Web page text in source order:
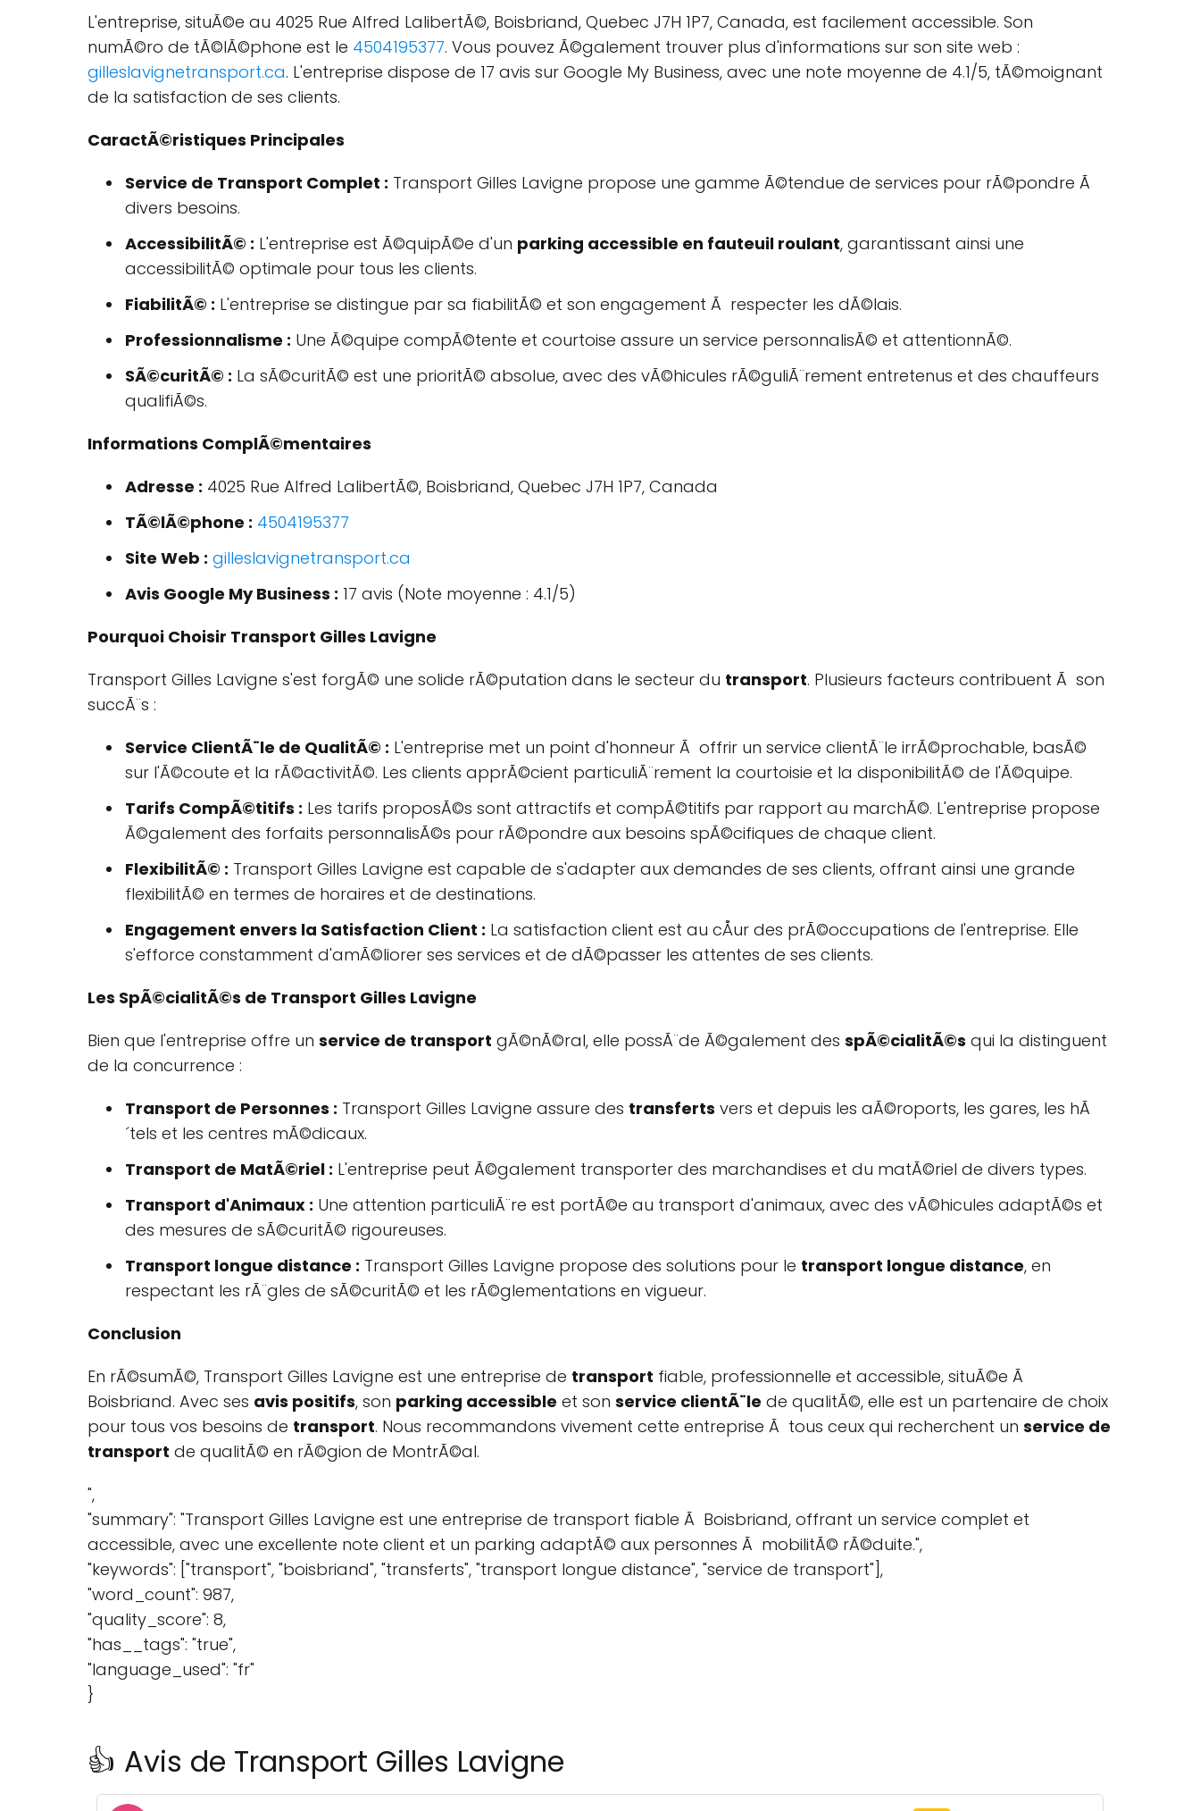
L'entreprise, situÃ©e au 4025 Rue Alfred LalibertÃ©, Boisbriand, Quebec J7H 1P7, Canada, est facilement accessible. Son
numÃ©ro de tÃ©lÃ©phone est le 4504195377. Vous pouvez Ã©galement trouver plus d'informations sur son site web :
gilleslavignetransport.ca. L'entreprise dispose de 17 avis sur Google My Business, avec une note moyenne de 4.1/5, tÃ©moignant
de la satisfaction de ses clients.
CaractÃ©ristiques Principales
Service de Transport Complet : Transport Gilles Lavigne propose une gamme Ã©tendue de services pour rÃ©pondre Ã
divers besoins.
AccessibilitÃ© : L'entreprise est Ã©quipÃ©e d'un parking accessible en fauteuil roulant, garantissant ainsi une
accessibilitÃ© optimale pour tous les clients.
FiabilitÃ© : L'entreprise se distingue par sa fiabilitÃ© et son engagement Ã respecter les dÃ©lais.
Professionnalisme : Une Ã©quipe compÃ©tente et courtoise assure un service personnalisÃ© et attentionnÃ©.
SÃ©curitÃ© : La sÃ©curitÃ© est une prioritÃ© absolue, avec des vÃ©hicules rÃ©guliÃ¨rement entretenus et des chauffeurs
qualifiÃ©s.
Informations ComplÃ©mentaires
Adresse : 4025 Rue Alfred LalibertÃ©, Boisbriand, Quebec J7H 1P7, Canada
TÃ©lÃ©phone : 4504195377
Site Web : gilleslavignetransport.ca
Avis Google My Business : 17 avis (Note moyenne : 4.1/5)
Pourquoi Choisir Transport Gilles Lavigne
Transport Gilles Lavigne s'est forgÃ© une solide rÃ©putation dans le secteur du transport. Plusieurs facteurs contribuent Ã son
succÃ¨s :
Service ClientÃ¨le de QualitÃ© : L'entreprise met un point d'honneur Ã offrir un service clientÃ¨le irrÃ©prochable, basÃ©
sur l'Ã©coute et la rÃ©activitÃ©. Les clients apprÃ©cient particuliÃ¨rement la courtoisie et la disponibilitÃ© de l'Ã©quipe.
Tarifs CompÃ©titifs : Les tarifs proposÃ©s sont attractifs et compÃ©titifs par rapport au marchÃ©. L'entreprise propose
Ã©galement des forfaits personnalisÃ©s pour rÃ©pondre aux besoins spÃ©cifiques de chaque client.
FlexibilitÃ© : Transport Gilles Lavigne est capable de s'adapter aux demandes de ses clients, offrant ainsi une grande
flexibilitÃ© en termes de horaires et de destinations.
Engagement envers la Satisfaction Client : La satisfaction client est au cÅur des prÃ©occupations de l'entreprise. Elle
s'efforce constamment d'amÃ©liorer ses services et de dÃ©passer les attentes de ses clients.
Les SpÃ©cialitÃ©s de Transport Gilles Lavigne
Bien que l'entreprise offre un service de transport gÃ©nÃ©ral, elle possÃ¨de Ã©galement des spÃ©cialitÃ©s qui la distinguent
de la concurrence :
Transport de Personnes : Transport Gilles Lavigne assure des transferts vers et depuis les aÃ©roports, les gares, les hÃ
´tels et les centres mÃ©dicaux.
Transport de MatÃ©riel : L'entreprise peut Ã©galement transporter des marchandises et du matÃ©riel de divers types.
Transport d'Animaux : Une attention particuliÃ¨re est portÃ©e au transport d'animaux, avec des vÃ©hicules adaptÃ©s et
des mesures de sÃ©curitÃ© rigoureuses.
Transport longue distance : Transport Gilles Lavigne propose des solutions pour le transport longue distance, en
respectant les rÃ¨gles de sÃ©curitÃ© et les rÃ©glementations en vigueur.
Conclusion
En rÃ©sumÃ©, Transport Gilles Lavigne est une entreprise de transport fiable, professionnelle et accessible, situÃ©e Ã
Boisbriand. Avec ses avis positifs, son parking accessible et son service clientÃ¨le de qualitÃ©, elle est un partenaire de choix
pour tous vos besoins de transport. Nous recommandons vivement cette entreprise Ã tous ceux qui recherchent un service de
transport de qualitÃ© en rÃ©gion de MontrÃ©al.
",
"summary": "Transport Gilles Lavigne est une entreprise de transport fiable Ã Boisbriand, offrant un service complet et
accessible, avec une excellente note client et un parking adaptÃ© aux personnes Ã mobilitÃ© rÃ©duite.",
"keywords": ["transport", "boisbriand", "transferts", "transport longue distance", "service de transport"],
"word_count": 987,
"quality_score": 8,
"has__tags": "true",
"language_used": "fr"
}
👍 Avis de Transport Gilles Lavigne